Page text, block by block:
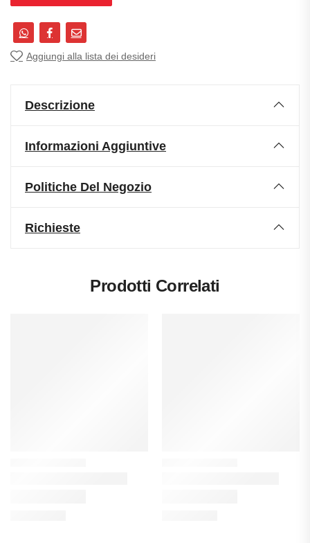
Aggiungi alla lista dei desideri
Descrizione
Informazioni Aggiuntive
Politiche Del Negozio
Richieste
Prodotti Correlati